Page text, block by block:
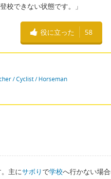
校できない状態です。」
役に立った 58
/ Cyclist / Horseman
主にサボり で学校へ行かない場合